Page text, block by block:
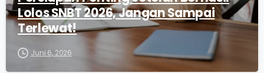
Lolos SNBT 2026, Jangan Sampai
Terlewat!
Juni 6, 2026